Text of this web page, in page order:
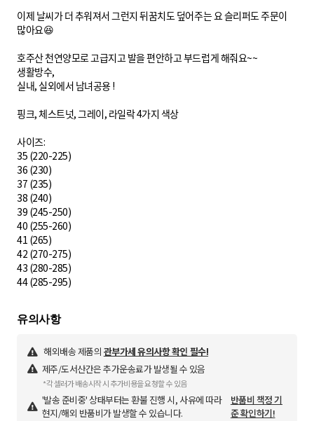
이제 날씨가 더 추워져서 그런지 뒤꿈치도 덮어주는 요 슬리퍼도 주문이
많아요😆
호주산 천연양모로 고급지고 발을 편안하고 부드럽게 해줘요~~
생활방수,
실내, 실외에서 남녀공용 !
핑크, 체스트넛, 그레이, 라일락 4가지 색상
사이즈:
35 (220-225)
36 (230)
37 (235)
38 (240)
39 (245-250)
40 (255-260)
41 (265)
42 (270-275)
43 (280-285)
유의사항
해외배송 제품의 관부가세 유의사항 확인 필수!
제주/도서산간은 추가운송료가 발생될 수 있음
*각 셀러가 배송시작 시 추가비용을 요청할 수 있음
'발송 준비중' 상태부터는 환불 진행 시, 사유에 따라
현지/해외 반품비가 발생할 수 있습니다.
반품비 책정 기
준 확인하기!